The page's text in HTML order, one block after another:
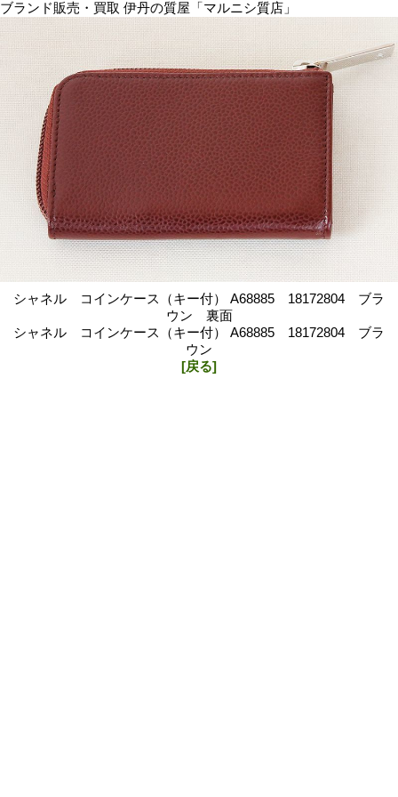
ブランド販売・買取 伊丹の質屋「マルニシ質店」
シャネル コインケース（キー付） A68885 18172804 ブラ
ウン 裏面
シャネル コインケース（キー付） A68885 18172804 ブラ
ウン
[戻る]